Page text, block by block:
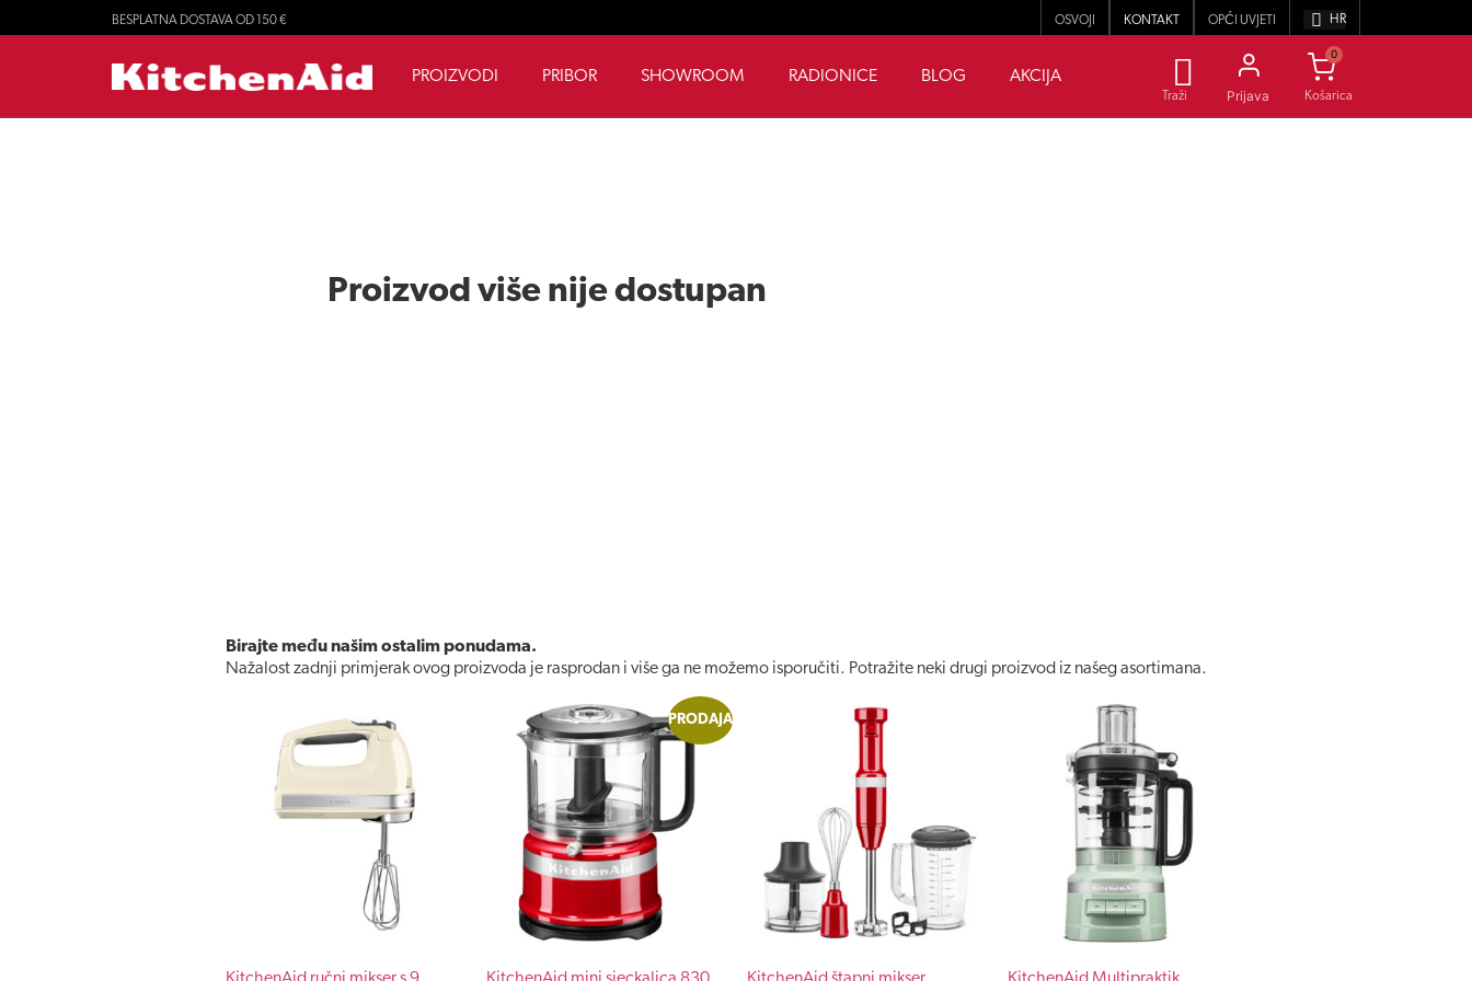
BESPLATNA DOSTAVA OD 150 € OSVOJI KONTAKT OPĆI UVJETI HR
PROIZVODI PRIBOR SHOWROOM RADIONICE BLOG AKCIJA
Traži Prijava
0
Proizvod više nije dostupan
Birajte među našim ostalim ponudama.
Nažalost zadnji primjerak ovog proizvoda je rasprodan i više ga ne možemo isporučiti. Potražite neki drugi proizvod iz našeg asortimana.
PRODAJA